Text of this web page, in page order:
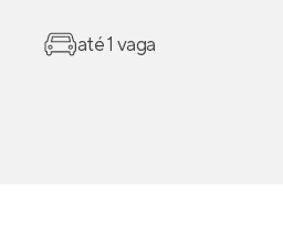
até 1 vaga